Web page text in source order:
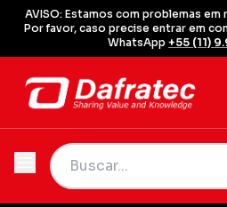
AVISO: Estamos com problemas em
Por favor, caso precise entrar em
WhatsApp +55 (11)